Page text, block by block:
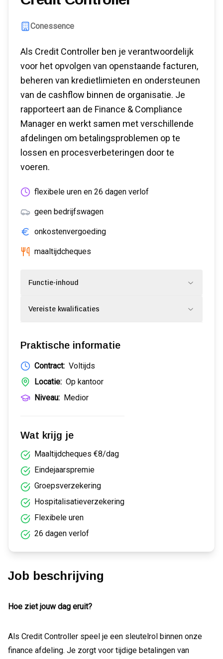
Conessence
Als Credit Controller ben je verantwoordelijk
voor het opvolgen van openstaande facturen,
beheren van kredietlimieten en ondersteunen
van de cashflow binnen de organisatie. Je
rapporteert aan de Finance & Compliance
Manager en werkt samen met verschillende
afdelingen om betalingsproblemen op te
lossen en procesverbeteringen door te
voeren.
flexibele uren en 26 dagen verlof
geen bedrijfswagen
onkostenvergoeding
maaltijdcheques
Functie-inhoud
Vereiste kwalificaties
Praktische informatie
Contract: Voltijds
Locatie: Op kantoor
Niveau: Medior
Wat krijg je
Maaltijdcheques €8/dag
Eindejaarspremie
Groepsverzekering
Hospitalisatieverzekering
Flexibele uren
26 dagen verlof
Job beschrijving
Hoe ziet jouw dag eruit?
Als Credit Controller speel je een sleutelrol binnen onze
finance afdeling. Je zorgt voor tijdige betalingen van